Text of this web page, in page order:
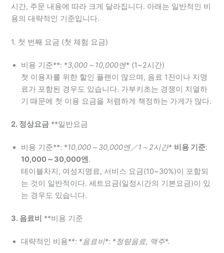
시간, 주문 내용에 따라 크게 달라집니다. 아래는 일반적인 비
용의 대략적인 기준입니다.
1. 첫 번째 요금 (첫 체험 요금)
비용 기준**: *3,000～10,000엔* (1~2시간)
첫 이용자를 위한 할인 플랜이 많으며, 음료 1잔이나 지명
료가 포함된 경우도 있습니다. 가부키초는 경쟁이 치열하
기 때문에 첫 이용 요금을 저렴하게 책정하는 가게가 많다.
2. 정상요금 **일반요금
비용 기준**: *10,000～30,000엔／1～2시간* 비용 기준:
10,000～30,000엔.
테이블차지, 여성지명료, 서비스 요금(10~30%)이 포함되
는 것이 일반적이다. 세트요금(일정시간의 기본요금)이 있
는 경우도 있습니다.
3. 음료비 **비용 기준
대략적인 비용**: *음료비*: *청량음료, 맥주*.